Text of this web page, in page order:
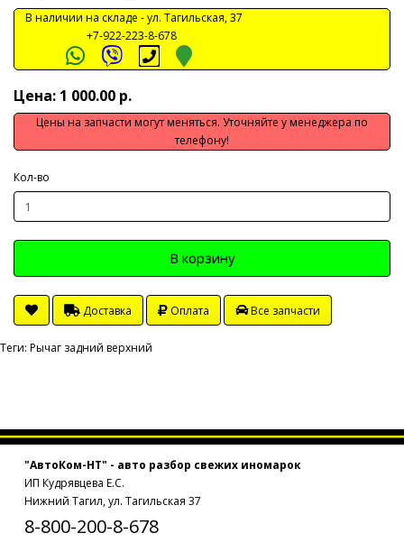
В наличии на складе -ул. Тагильская, 37
+7-922-223-8-678
Цена: 1 000.00 р.
Цены на запчасти могут меняться. Уточняйте у менеджера по
телефону!
Кол-во
В корзину
Доставка Оплата Все запчасти
Теги: Рычаг задний верхний
"АвтоКом-НТ" - авто разбор свежих иномарок
ИП Кудрявцева Е.С.
Нижний Тагил, ул. Тагильская 37
8-800-200-8-678